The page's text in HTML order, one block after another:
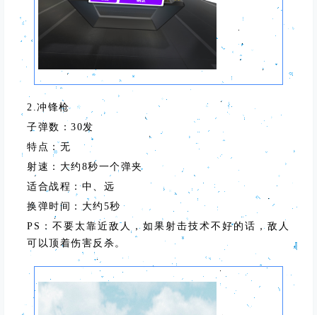
2.冲锋枪
子弹数：30发
特点：无
射速：大约8秒一个弹夹
适合战程：中、远
换弹时间：大约5秒
PS：不要太靠近敌人，如果射击技术不好的话，敌人
可以顶着伤害反杀。